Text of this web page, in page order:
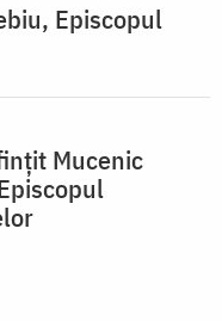
Episcopul
Mucenic